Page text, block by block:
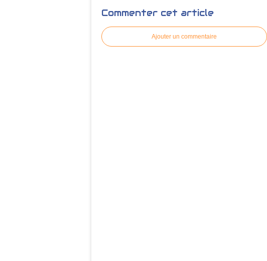
Commenter cet article
Ajouter un commentaire